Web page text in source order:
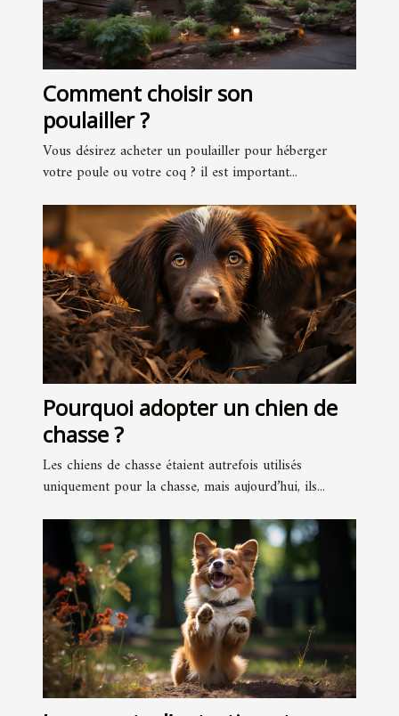
Comment choisir son
poulailler ?
Vous désirez acheter un poulailler pour héberger
votre poule ou votre coq ? il est important...
Pourquoi adopter un chien de
chasse ?
Les chiens de chasse étaient autrefois utilisés
uniquement pour la chasse, mais aujourd’hui, ils...